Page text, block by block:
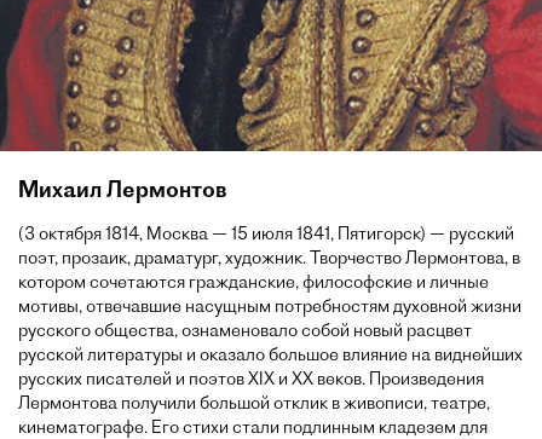
Михаил Лермонтов
(3 октября 1814, Москва — 15 июля 1841, Пятигорск) — русский
поэт, прозаик, драматург, художник. Творчество Лермонтова, в
котором сочетаются гражданские, философские и личные
мотивы, отвечавшие насущным потребностям духовной жизни
русского общества, ознаменовало собой новый расцвет
русской литературы и оказало большое влияние на виднейших
русских писателей и поэтов XIX и XX веков. Произведения
Лермонтова получили большой отклик в живописи, театре,
кинематографе. Его стихи стали подлинным кладезем для